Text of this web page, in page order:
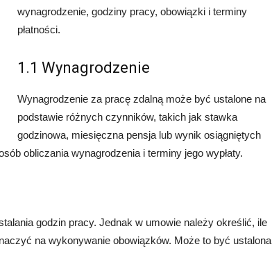
wynagrodzenie, godziny pracy, obowiązki i terminy
płatności.
1.1 Wynagrodzenie
Wynagrodzenie za pracę zdalną może być ustalone na
podstawie różnych czynników, takich jak stawka
godzinowa, miesięczna pensja lub wynik osiągniętych
obliczania wynagrodzenia i terminy jego wypłaty.
godzin pracy. Jednak w umowie należy określić, ile
na wykonywanie obowiązków. Może to być ustalona